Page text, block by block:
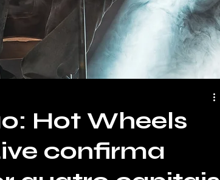
Hot Wheels
confirma